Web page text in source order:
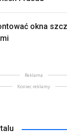
okna
Reklama
Koniec reklamy